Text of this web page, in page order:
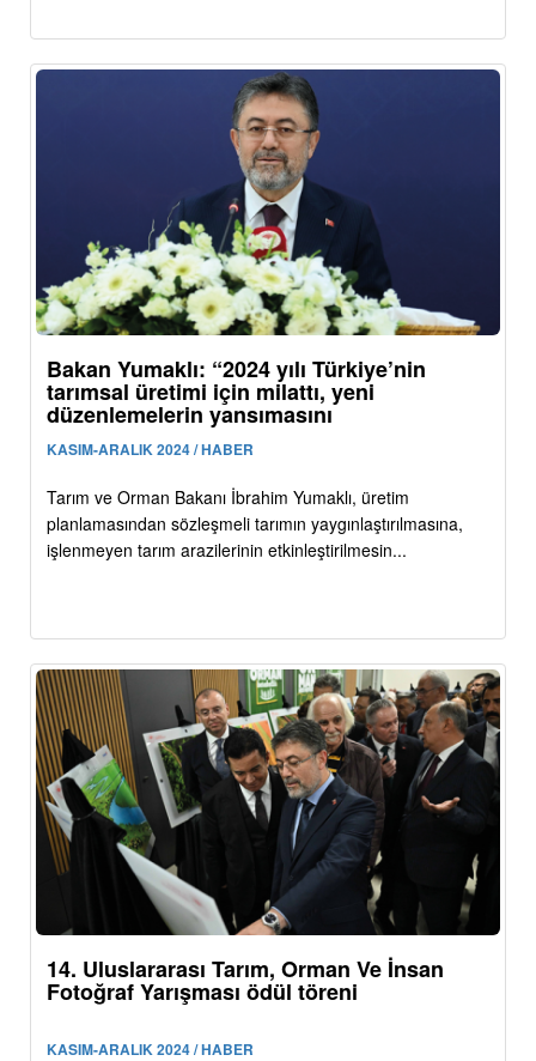
Bakan Yumaklı: “2024 yılı Türkiye’nin
tarımsal üretimi için milattı, yeni
düzenlemelerin yansımasını
KASIM-ARALIK 2024 / HABER
Tarım ve Orman Bakanı İbrahim Yumaklı, üretim
planlamasından sözleşmeli tarımın yaygınlaştırılmasına,
işlenmeyen tarım arazilerinin etkinleştirilmesin...
14. Uluslararası Tarım, Orman Ve İnsan
Fotoğraf Yarışması ödül töreni
KASIM-ARALIK 2024 / HABER